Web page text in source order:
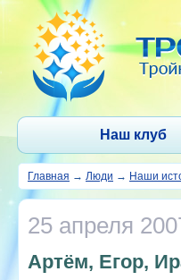
Наш клуб
Главная → Люди → Наши
25 апреля
Артём, Егор,